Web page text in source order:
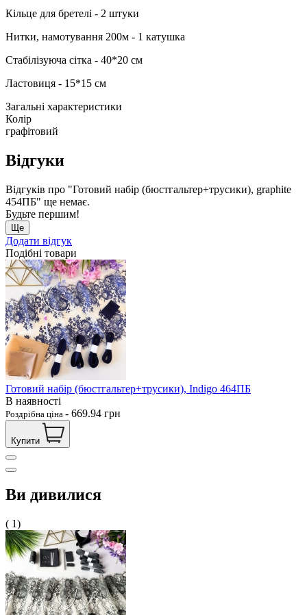
Кільце для бретелі - 2 штуки
Нитки, намотування 200м - 1 катушка
Стабілізуюча сітка - 40*20 см
Ластовиця - 15*15 см
Загальні характеристики
Колір
графітовий
Відгуки
Відгуків про "Готовий набір (бюстгальтер+трусики), graphite
454ПБ" ще немає.
Будьте першим!
Ще
Додати відгук
Подібні товари
Готовий набір (бюстгальтер+трусики), Indigo 464ПБ
В наявності
Роздрібна ціна - 669.94 грн
Купити
Ви дивилися
( 1)